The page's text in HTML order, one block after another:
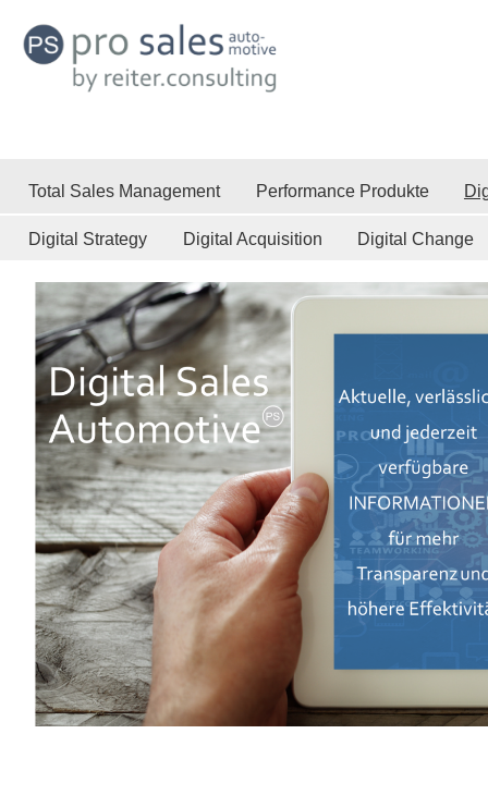
Total Sales Management Performance Produkte
Digital Strategy Digital Acquisition Digital Change